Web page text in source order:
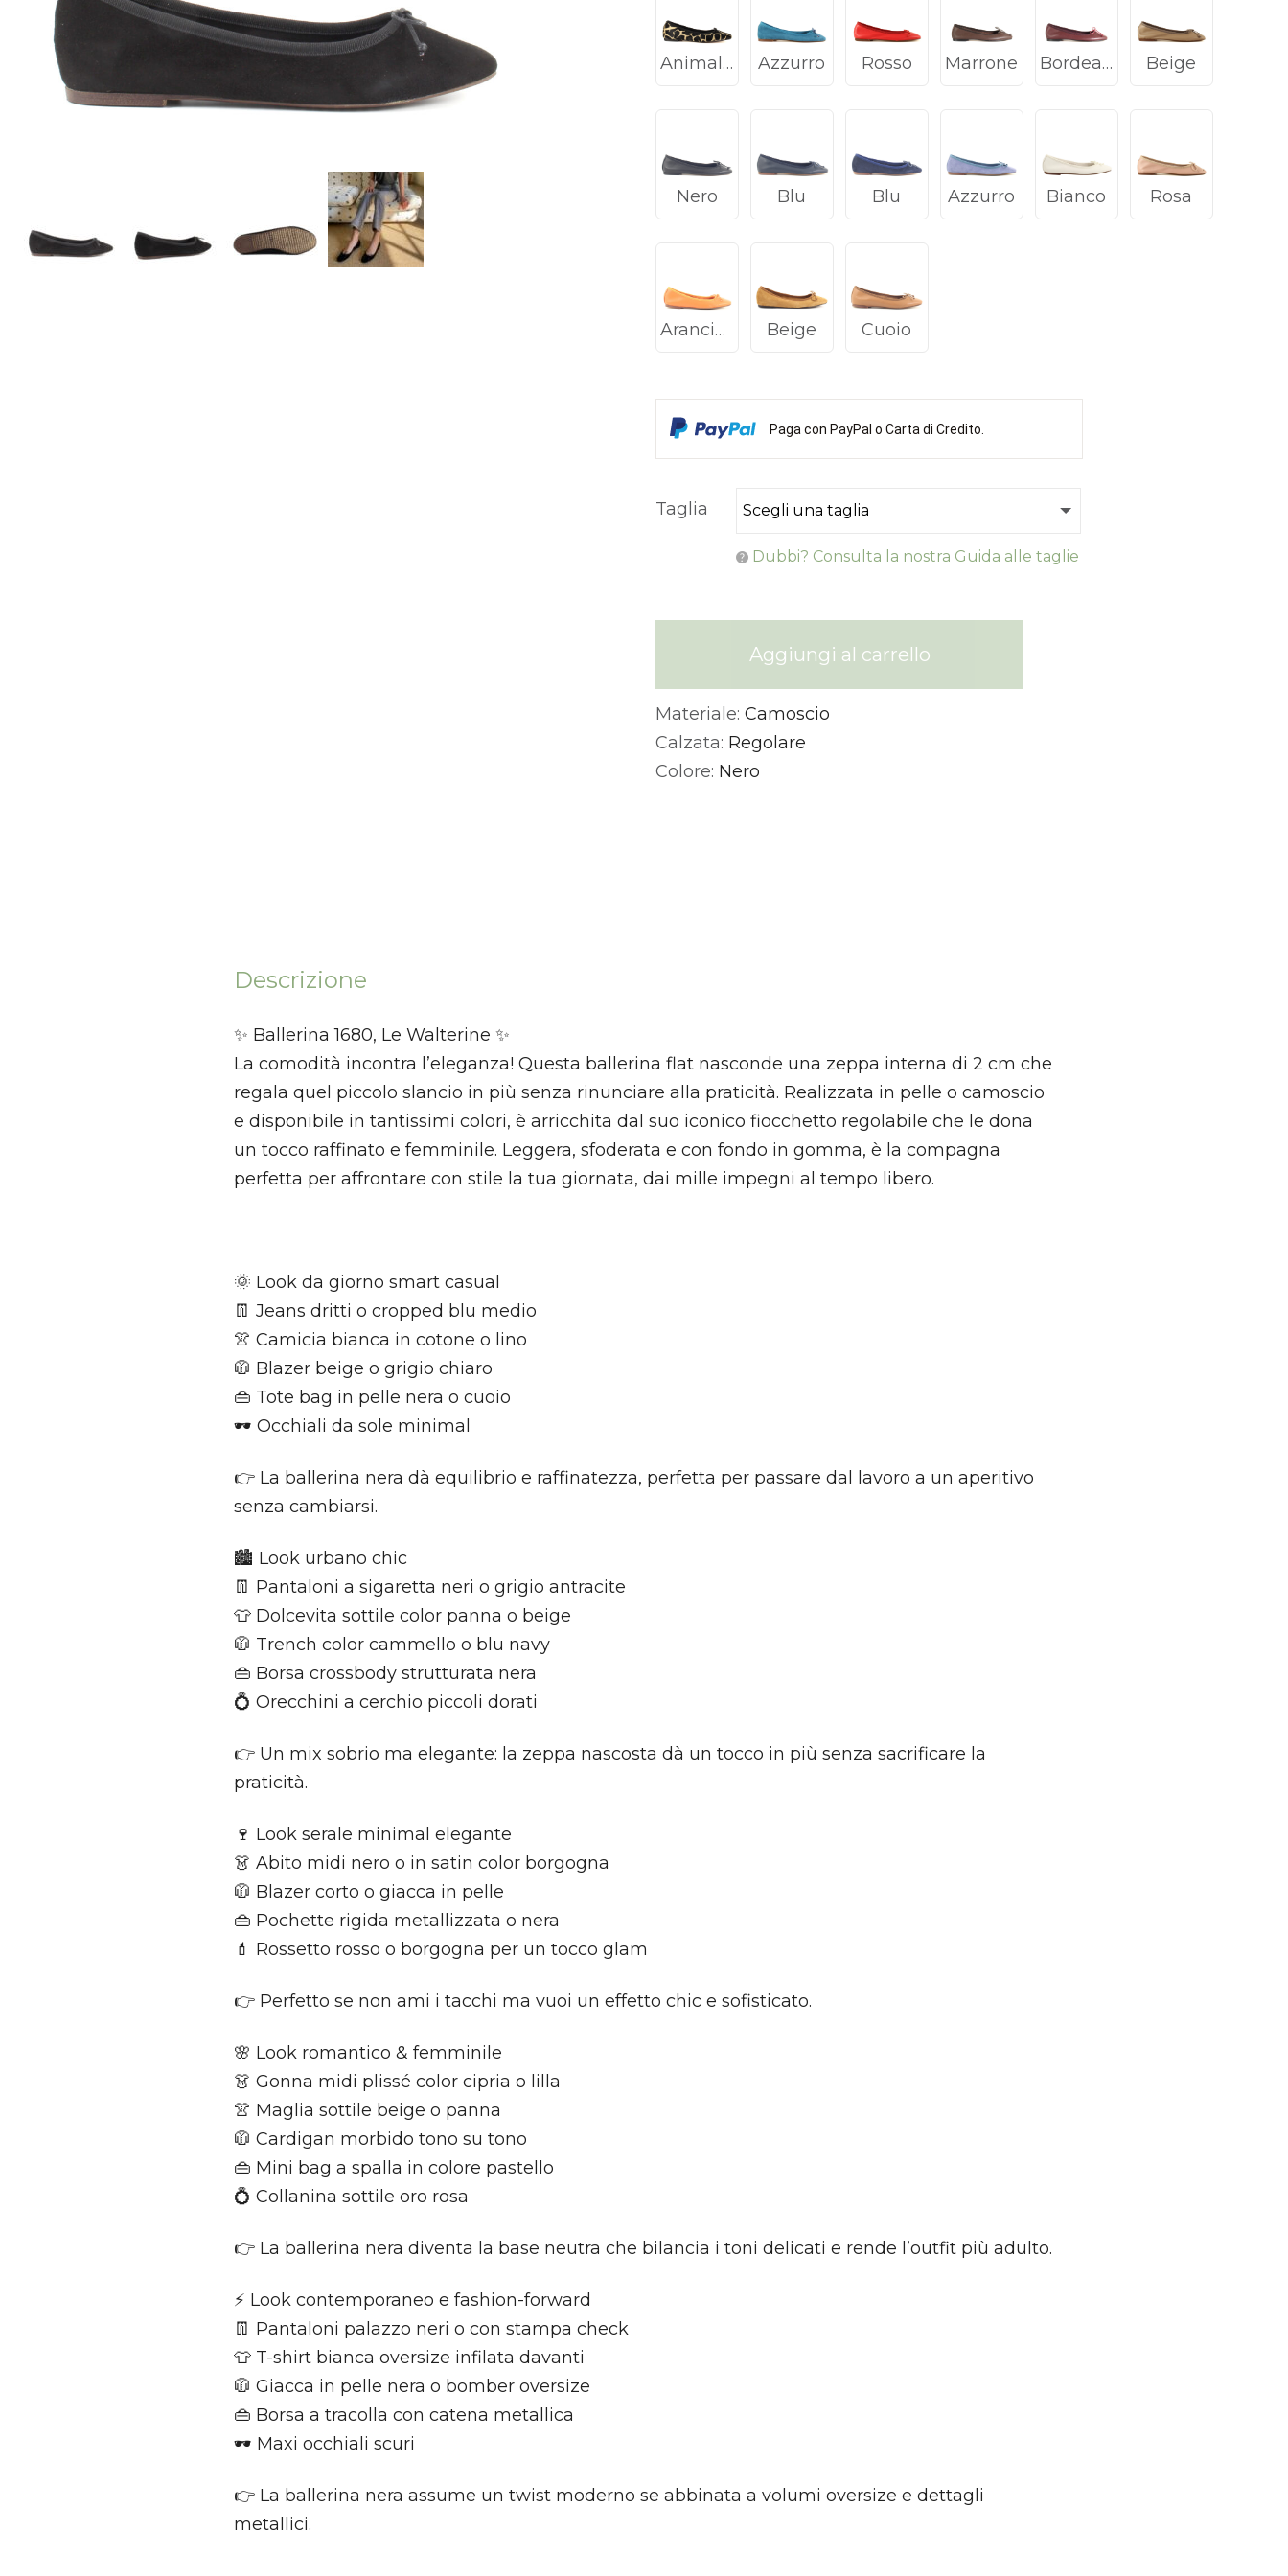
Animalier Azzurro Rosso Marrone Bordeaux Beige
Nero Blu Blu Azzurro Bianco Rosa
Arancione Beige Cuoio
Paga con PayPal o Carta di Credito.
Taglia
Dubbi? Consulta la nostra Guida alle taglie
Aggiungi al carrello
Alternative:
Materiale: Camoscio
Calzata: Regolare
Colore: Nero
Descrizione
✨ Ballerina 1680, Le Walterine ✨
La comodità incontra l’eleganza! Questa ballerina flat nasconde una zeppa interna di 2 cm che
regala quel piccolo slancio in più senza rinunciare alla praticità. Realizzata in pelle o camoscio
e disponibile in tantissimi colori, è arricchita dal suo iconico fiocchetto regolabile che le dona
un tocco raffinato e femminile. Leggera, sfoderata e con fondo in gomma, è la compagna
perfetta per affrontare con stile la tua giornata, dai mille impegni al tempo libero.
🌞 Look da giorno smart casual
👖 Jeans dritti o cropped blu medio
👚 Camicia bianca in cotone o lino
🧥 Blazer beige o grigio chiaro
👜 Tote bag in pelle nera o cuoio
🕶 Occhiali da sole minimal
👉 La ballerina nera dà equilibrio e raffinatezza, perfetta per passare dal lavoro a un aperitivo
senza cambiarsi.
🏙 Look urbano chic
👖 Pantaloni a sigaretta neri o grigio antracite
👕 Dolcevita sottile color panna o beige
🧥 Trench color cammello o blu navy
👜 Borsa crossbody strutturata nera
💍 Orecchini a cerchio piccoli dorati
👉 Un mix sobrio ma elegante: la zeppa nascosta dà un tocco in più senza sacrificare la
praticità.
🍷 Look serale minimal elegante
👗 Abito midi nero o in satin color borgogna
🧥 Blazer corto o giacca in pelle
👜 Pochette rigida metallizzata o nera
💄 Rossetto rosso o borgogna per un tocco glam
👉 Perfetto se non ami i tacchi ma vuoi un effetto chic e sofisticato.
🌸 Look romantico & femminile
👗 Gonna midi plissé color cipria o lilla
👚 Maglia sottile beige o panna
🧥 Cardigan morbido tono su tono
👜 Mini bag a spalla in colore pastello
💍 Collanina sottile oro rosa
👉 La ballerina nera diventa la base neutra che bilancia i toni delicati e rende l’outfit più adulto.
⚡ Look contemporaneo e fashion-forward
👖 Pantaloni palazzo neri o con stampa check
👕 T-shirt bianca oversize infilata davanti
🧥 Giacca in pelle nera o bomber oversize
👜 Borsa a tracolla con catena metallica
🕶 Maxi occhiali scuri
👉 La ballerina nera assume un twist moderno se abbinata a volumi oversize e dettagli
metallici.